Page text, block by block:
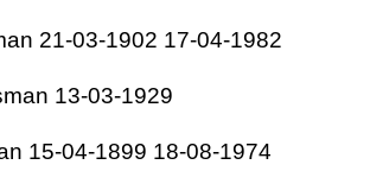
21-03-1902 17-04-1982
13-03-1929
15-04-1899 18-08-1974